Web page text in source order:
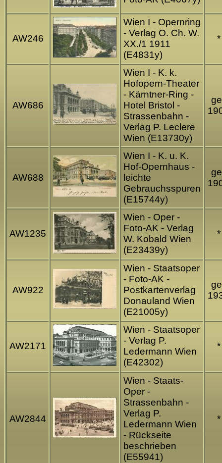
AW246
Wien I - Opernring
- Verlag O. Ch. W.
XX./1 1911
(E4831y)
*
AW686
Wien I - K. k.
Hofopern-Theater
- Kärntner-Ring -
Hotel Bristol -
Strassenbahn -
Verlag P. Leclere
Wien (E13730y)
AW688
Wien I - K. u. K.
Hof-Opernhaus -
leichte
Gebrauchsspuren
(E15744y)
AW1235
Wien - Oper -
Foto-AK - Verlag
W. Kobald Wien
(E23439y)
*
AW922
Wien - Staatsoper
- Foto-AK -
Postkartenverlag
Donauland Wien
(E21005y)
AW2171
Wien - Staatsoper
- Verlag P.
Ledermann Wien
(E42302)
*
AW2844
Wien - Staats-
Oper -
Strassenbahn -
Verlag P.
Ledermann Wien
- Rückseite
beschrieben
(E55941)
*